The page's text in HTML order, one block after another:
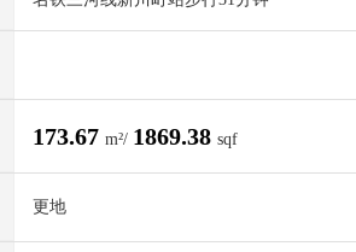
173.67 m²/ 1869.38 sqf
更地